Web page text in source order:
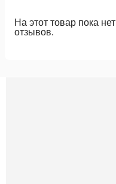
На этот товар пока нет
отзывов.